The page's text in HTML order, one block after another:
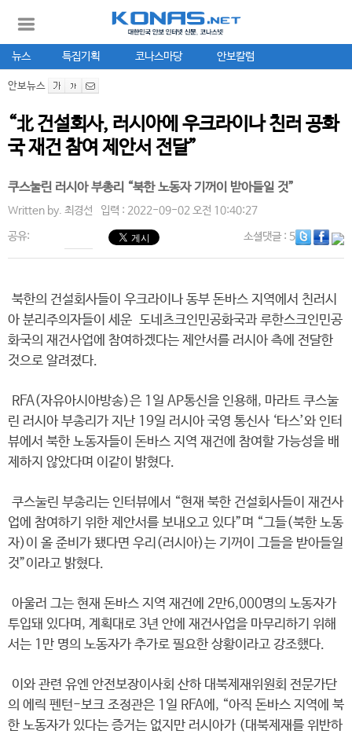
뉴스 특집기획 코나스마당 안보칼럼
안보뉴스
“北 건설회사, 러시아에 우크라이나 친러 공화
국 재건 참여 제안서 전달”
쿠스눌린 러시아 부총리 “북한 노동자 기꺼이 받아들일 것”
Written by. 최경선 입력 : 2022-09-02 오전 10:40:27
공유: 소셜댓글: 5
북한의 건설회사들이 우크라이나 동부 돈바스 지역에서 친러시
아 분리주의자들이 세운 도네츠크인민공화국과 루한스크인민공
화국의 재건사업에 참여하겠다는 제안서를 러시아 측에 전달한
것으로 알려졌다.
RFA(자유아시아방송)은 1일 AP통신을 인용해, 마라트 쿠스눌
린 러시아 부총리가 지난 19일 러시아 국영 통신사 ‘타스’와 인터
뷰에서 북한 노동자들이 돈바스 지역 재건에 참여할 가능성을 배
제하지 않았다며 이같이 밝혔다.
쿠스눌린 부총리는 인터뷰에서 “현재 북한 건설회사들이 재건사
업에 참여하기 위한 제안서를 보내오고 있다”며 “그들(북한 노동
자)이 올 준비가 됐다면 우리(러시아)는 기꺼이 그들을 받아들일
것”이라고 밝혔다.
아울러 그는 현재 돈바스 지역 재건에 2만6,000명의 노동자가
투입돼 있다며, 계획대로 3년 안에 재건사업을 마무리하기 위해
서는 1만 명의 노동자가 추가로 필요한 상황이라고 강조했다.
이와 관련 유엔 안전보장이사회 산하 대북제재위원회 전문가단
의 에릭 펜턴-보크 조정관은 1일 RFA에, “아직 돈바스 지역에 북
한 노동자가 있다는 증거는 없지만 러시아가 (대북제재를 위반하